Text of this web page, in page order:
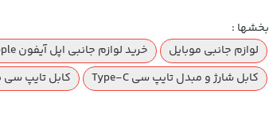
بخشها :
لوازم جانبی موبایل
خرید لوازم جانبی اپل آیفون Apple
کابل شارژ و مبدل تایپ سی Type-C
کابل تایپ سی